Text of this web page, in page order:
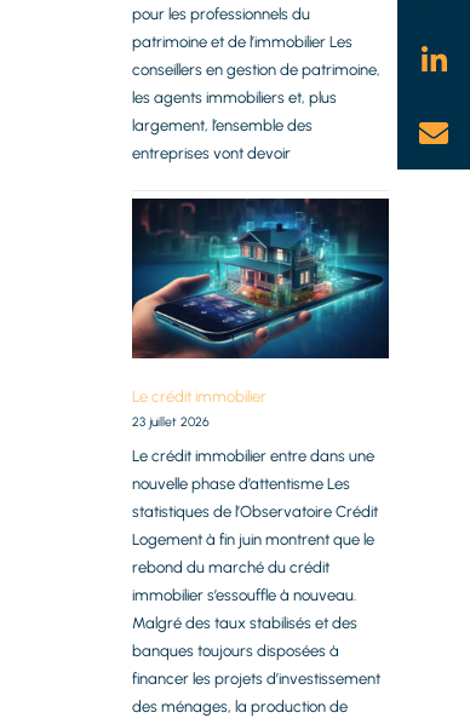
pour les professionnels du
patrimoine et de l’immobilier Les
conseillers en gestion de patrimoine,
les agents immobiliers et, plus
largement, l’ensemble des
entreprises vont devoir
Le crédit immobilier
23 juillet 2026
Le crédit immobilier entre dans une
nouvelle phase d’attentisme Les
statistiques de l’Observatoire Crédit
Logement à fin juin montrent que le
rebond du marché du crédit
immobilier s’essouffle à nouveau.
Malgré des taux stabilisés et des
banques toujours disposées à
financer les projets d’investissement
des ménages, la production de